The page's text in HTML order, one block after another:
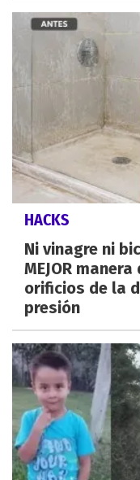
HACKS
Ni vinagre ni
MEJOR
orificios de la
presión